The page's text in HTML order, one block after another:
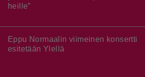
heille”
Eppu Normaalin viimeinen konsertti
esitetään Ylellä